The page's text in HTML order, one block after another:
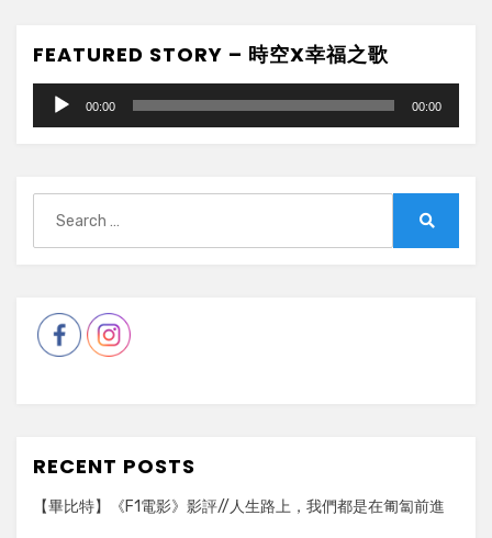
FEATURED STORY – 時空X幸福之歌
Audio
Player
00:00 00:00
for:
RECENT POSTS
【畢比特】《F1電影》影評//人生路上，我們都是在匍匐前進